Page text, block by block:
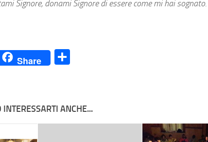
Signore, donami Signore di essere come mi hai sognato.
Share
INTERESSARTI ANCHE...